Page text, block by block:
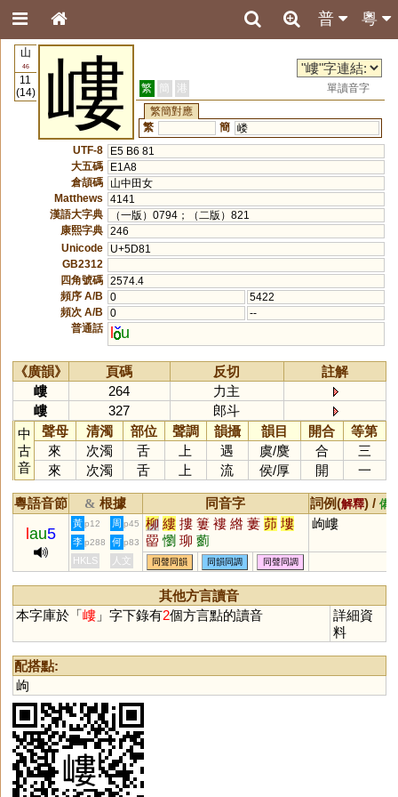
粵
普
山
46
11
(14)
嶁 繁 簡 港
單讀音字
繁簡對應
繁
簡 嵝
UTF-8
E5 B6 81
大五碼
E1A8
倉頡碼
山中田女
Matthews
4141
漢語大字典
（一版）0794；（二版）821
康熙字典 246
Unicode
U+5D81
GB2312
四角號碼 2574.4
頻序 A/B
0
5422
頻次 A/B
0
--
普通話
l u
《廣韻》 頁碼 反切
註解
嶁
264
力主
嶁
327
郎斗
中
古
音
聲母 清濁 部位 聲調 韻攝 韻目 開合
等第
來
次濁 舌 上 遇 虞/麌 合
三
來
次濁 舌 上 流 侯/厚 開 一
粵語音節 & 根據 同音字 詞例(解釋) / 備
au5
黃 p12 周 p45 柳 縷 摟 簍 褸 綹 蔞 茆 塿
罶 懰 珋 藰
岣嶁
李 p288 何 p83
HKLS 人文 同聲同韻 同韻同調 同聲同調
其他方言讀音
本字庫於「嶁」字下錄有2個方言點的讀音
詳細資
料
配搭點:
岣